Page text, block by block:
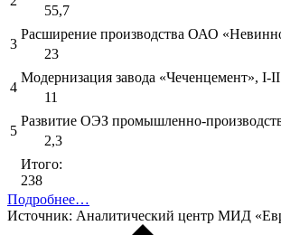
55,7
3
Расширение производства ОАО
23
4
Модернизация завода «Чеченцемент», I-
11
5
Развитие ОЭЗ промышленно-
2,3
Итого:
238
Подробнее…
Источник: Аналитический центр МИД